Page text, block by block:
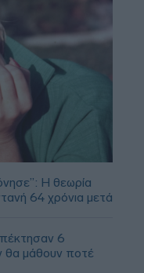
Η θεωρία
64 χρόνια μετά
6
θα μάθουν ποτέ